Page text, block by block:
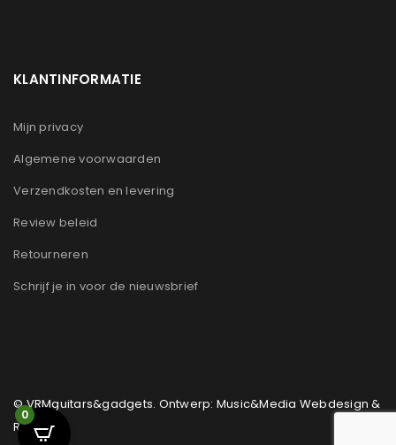
KLANTINFORMATIE
Mijn privacy
Algemene voorwaarden
Verzendkosten en levering
Review beleid
Retourneren
Schrijf je in voor de nieuwsbrief
© VRMguitars&gadgets. Ontwerp: Music&Media Webdesign &
Reclame
0